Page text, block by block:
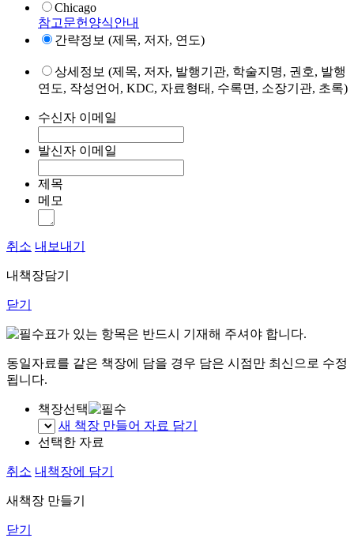
Chicago
참고문헌양식안내
간략정보 (제목, 저자, 연도)
상세정보 (제목, 저자, 발행기관, 학술지명, 권호, 발행
연도, 작성언어, KDC, 자료형태, 수록면, 소장기관, 초록)
수신자 이메일
발신자 이메일
제목
메모
취소 내보내기
내책장담기
닫기
표가 있는 항목은 반드시 기재해 주셔야 합니다.
동일자료를 같은 책장에 담을 경우 담은 시점만 최신으로 수정
됩니다.
책장선택
새 책장 만들어 자료 담기
선택한 자료
취소 내책장에 담기
새책장 만들기
닫기